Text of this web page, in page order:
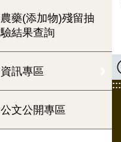
農藥(添加物)殘留抽
驗結果查詢
資訊專區
公文公開專區
:::